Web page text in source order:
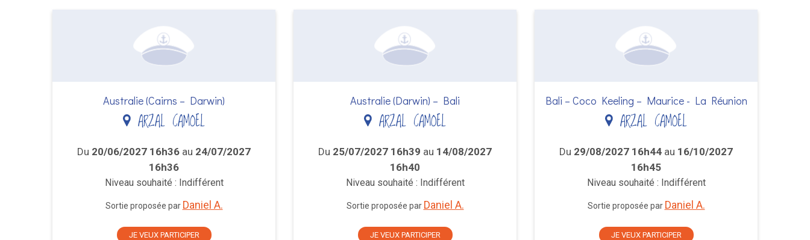
Australie (Cairns – Darwin)
ARZAL CAMOEL
Du 20/06/2027 16h36 au 24/07/2027
16h36
Niveau souhaité : Indifférent
Sortie proposée par Daniel A.
JE VEUX PARTICIPER
Australie (Darwin) – Bali
ARZAL CAMOEL
Du 25/07/2027 16h39 au 14/08/2027
16h40
Niveau souhaité : Indifférent
Sortie proposée par Daniel A.
JE VEUX PARTICIPER
Bali – Coco Keeling – Maurice - La Réunion
ARZAL CAMOEL
Du 29/08/2027 16h44 au 16/10/2027
16h45
Niveau souhaité : Indifférent
Sortie proposée par Daniel A.
JE VEUX PARTICIPER